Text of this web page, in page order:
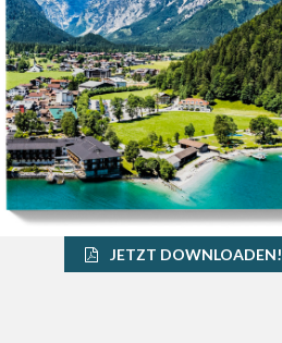
JETZT DOWNLOADEN!